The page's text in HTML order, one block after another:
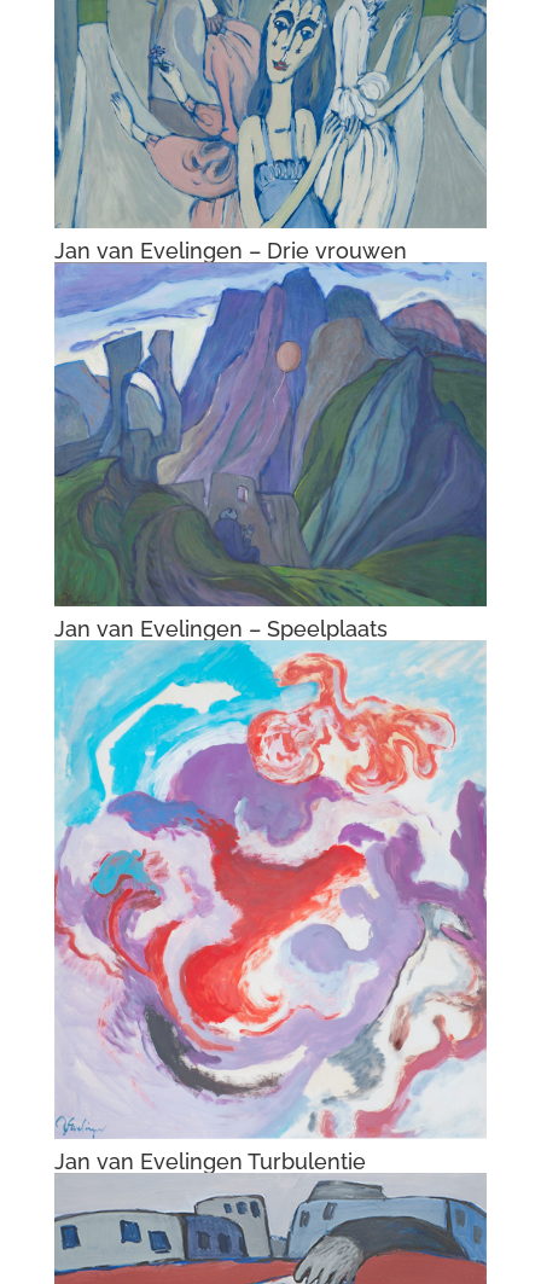
Jan van Evelingen – Drie vrouwen
Jan van Evelingen – Speelplaats
Jan van Evelingen Turbulentie